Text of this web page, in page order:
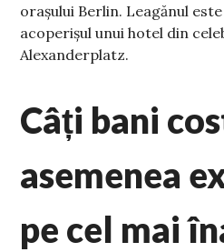
orașului Berlin. Leagănul
acoperișul unui hotel din
Alexanderplatz.
Câți bani
asemenea
pe cel mai